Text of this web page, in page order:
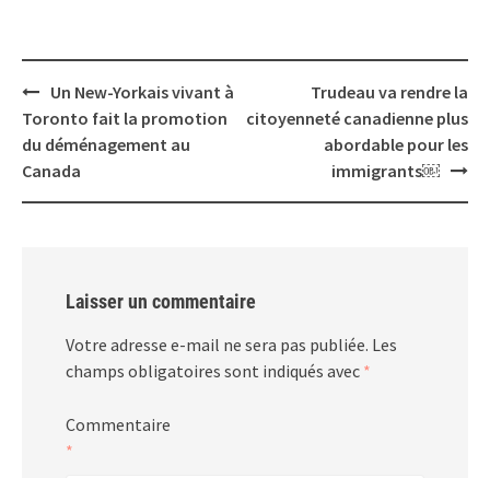
Un New-Yorkais vivant à
Toronto fait la promotion
du déménagement au
Canada
Trudeau va rendre la
citoyenneté canadienne plus
abordable pour les
immigrants￼
Laisser un commentaire
Votre adresse e-mail ne sera pas publiée. Les
champs obligatoires sont indiqués avec *
Commentaire
*